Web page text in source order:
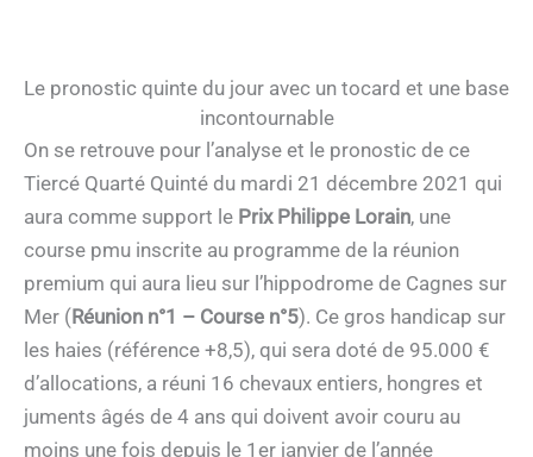
Le pronostic quinte du jour avec un tocard et une base
incontournable
On se retrouve pour l’analyse et le pronostic de ce
Tiercé Quarté Quinté du mardi 21 décembre 2021 qui
aura comme support le Prix Philippe Lorain, une
course pmu inscrite au programme de la réunion
premium qui aura lieu sur l’hippodrome de Cagnes sur
Mer (Réunion n°1 – Course n°5). Ce gros handicap sur
les haies (référence +8,5), qui sera doté de 95.000 €
d’allocations, a réuni 16 chevaux entiers, hongres et
juments âgés de 4 ans qui doivent avoir couru au
moins une fois depuis le 1er janvier de l’année